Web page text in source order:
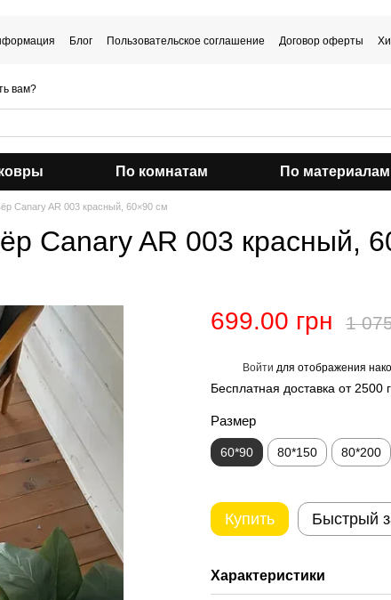
Блог Пользовательское соглашение Договор оферты
вам?
По комнатам По материалам
Canary AR 003 красный, 60×90 см
Canary AR 003 красный,
699.00 грн 1
Войти для отображения
Бесплатная доставка от 2500
Размер
60*90 80*150 80*200
Купить Быстрый
Характеристики